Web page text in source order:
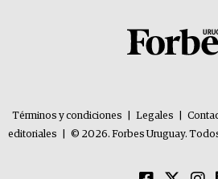
Términos y condiciones Legales
editoriales
© 2026. Forbes Uruguay.